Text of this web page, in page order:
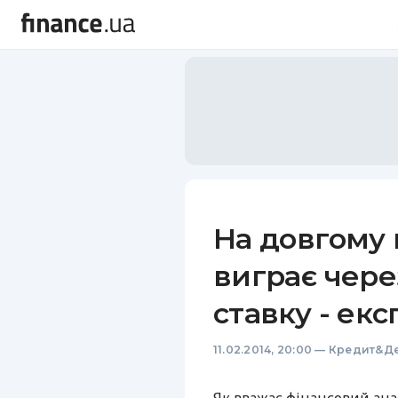
На довгому
виграє
ставку -
11.02.2014, 20:00 —